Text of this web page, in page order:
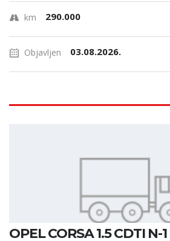
km 290.000
Objavljen 03.08.2026.
OPEL CORSA 1.5 CDTI N-1